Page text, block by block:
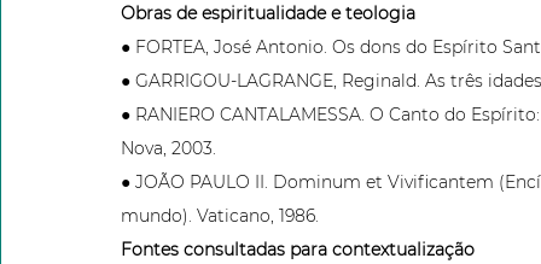
Obras de espiritualidade e teologia
● FORTEA, José Antonio. Os dons do Espírito
● GARRIGOU-LAGRANGE, Reginald. As três
● RANIERO CANTALAMESSA. O Canto do
Nova, 2003.
● JOÃO PAULO II. Dominum et Vivificantem
mundo). Vaticano, 1986.
Fontes consultadas para contextualização